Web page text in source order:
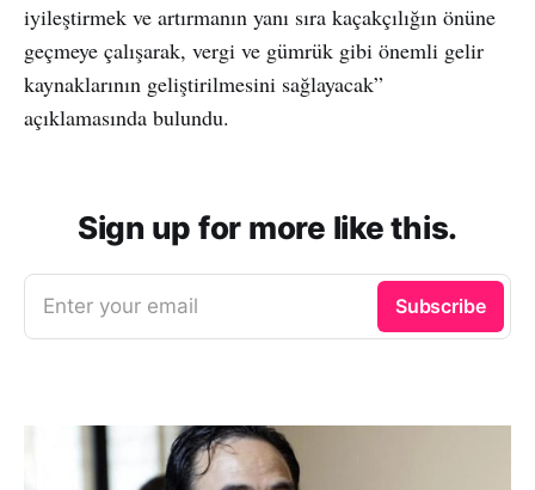
iyileştirmek ve artırmanın yanı sıra kaçakçılığın önüne
geçmeye çalışarak, vergi ve gümrük gibi önemli gelir
kaynaklarının geliştirilmesini sağlayacak”
açıklamasında bulundu.
Sign up for more like this.
Enter your email Subscribe